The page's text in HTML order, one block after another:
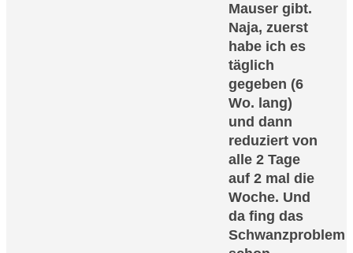
Mauser gibt.
Naja, zuerst
habe ich es
täglich
gegeben (6
Wo. lang)
und dann
reduziert von
alle 2 Tage
auf 2 mal die
Woche. Und
da fing das
Schwanzproblem